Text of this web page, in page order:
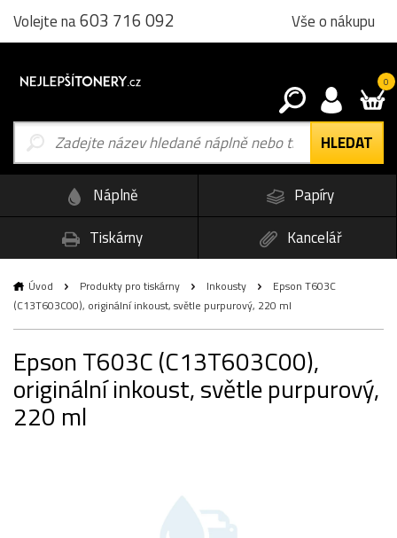
Volejte na603 716 092 Vše o nákupu
0
Náplně
Papíry
Tiskárny
Kancelář
Úvod Produkty pro tiskárny Inkousty
Epson T603C
(C13T603C00), originální inkoust, světle purpurový, 220 ml
Epson T603C (C13T603C00),
originální inkoust, světle purpurový,
220 ml